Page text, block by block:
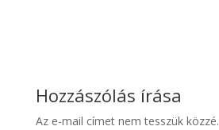
Hozzászólás írása
Az e-mail címet nem tesszük közzé.